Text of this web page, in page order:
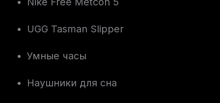
UGG Tasman Slipper
Умные часы
Наушники для сна